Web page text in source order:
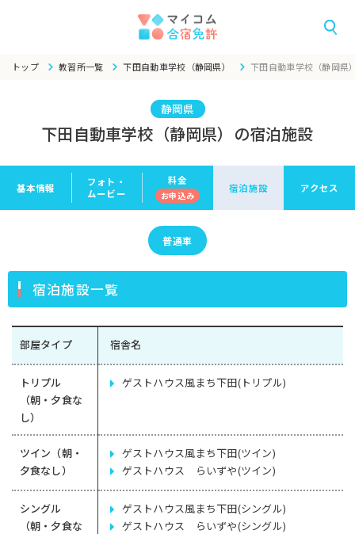
トップ 教習所一覧 下田自動車学校（静岡県） 下田自動車学校（静岡県
静岡県
下田自動車学校（静岡県）の宿泊施設
基本情報
フォト・
ムービー
料金
お申込み
宿泊施設 アクセス
普通車
宿泊施設一覧
部屋タイプ 宿舎名
トリプル
（朝・夕食な
し）
ゲストハウス風まち下田(トリプル)
ツイン（朝・
夕食なし）
ゲストハウス風まち下田(ツイン)
ゲストハウス らいずや(ツイン)
シングル
（朝・夕食な
ゲストハウス風まち下田(シングル)
ゲストハウス らいずや(シングル)